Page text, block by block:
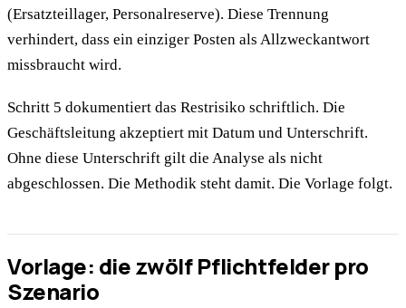
(Ersatzteillager, Personalreserve). Diese Trennung
verhindert, dass ein einziger Posten als Allzweckantwort
missbraucht wird.
Schritt 5 dokumentiert das Restrisiko schriftlich. Die
Geschäftsleitung akzeptiert mit Datum und Unterschrift.
Ohne diese Unterschrift gilt die Analyse als nicht
abgeschlossen. Die Methodik steht damit. Die Vorlage folgt.
Vorlage: die zwölf Pflichtfelder pro
Szenario